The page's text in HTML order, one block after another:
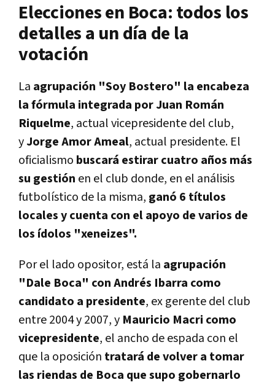
Elecciones en Boca: todos los
detalles a un día de la
votación
La agrupación "Soy Bostero" la encabeza
la fórmula integrada por Juan Román
Riquelme, actual vicepresidente del club,
yJorge Amor Ameal, actual presidente. El
oficialismo buscará estirar cuatro años más
su gestión en el club donde, en el análisis
futbolístico de la misma, ganó 6 títulos
locales y cuenta con el apoyo de varios de
los ídolos "xeneizes".
Por el lado opositor, está la agrupación
"Dale Boca" con Andrés Ibarra como
candidato a presidente, ex gerente del club
entre 2004 y 2007, y Mauricio Macri como
vicepresidente, el ancho de espada con el
que la oposición tratará de volver a tomar
las riendas de Boca que supo gobernarlo